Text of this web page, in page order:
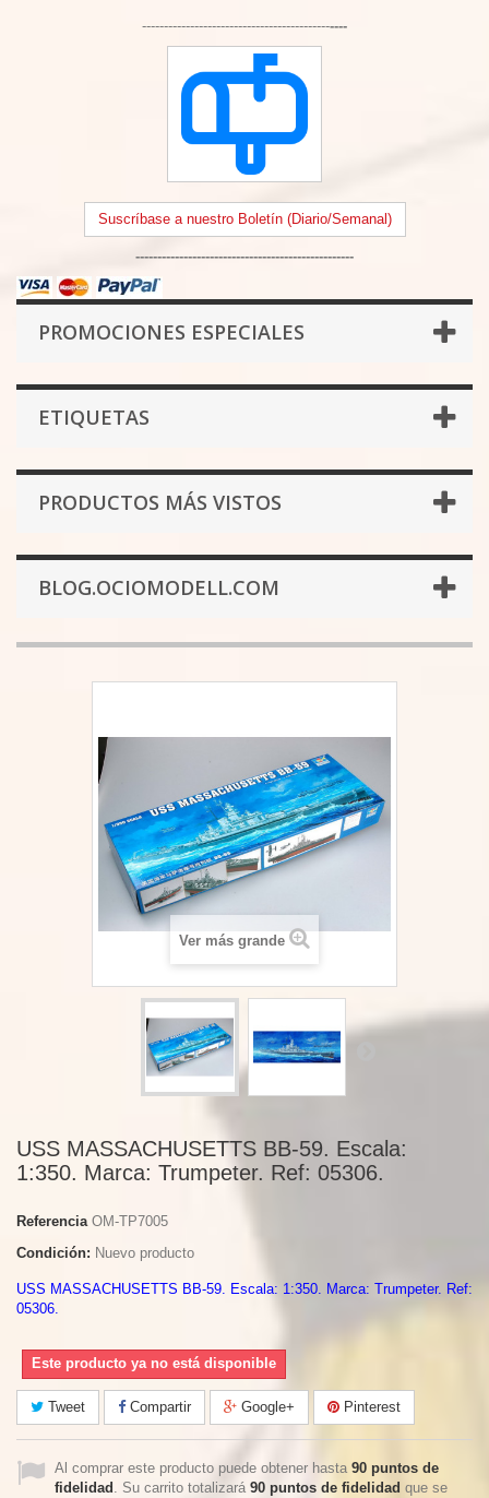
-----------------------------------------------
Suscríbase a nuestro Boletín (Diario/Semanal)
--------------------------------------------------
PROMOCIONES ESPECIALES
ETIQUETAS
PRODUCTOS MÁS VISTOS
BLOG.OCIOMODELL.COM
Ver más grande
USS MASSACHUSETTS BB-59. Escala:
1:350. Marca: Trumpeter. Ref: 05306.
Referencia OM-TP7005
Condición: Nuevo producto
USS MASSACHUSETTS BB-59. Escala: 1:350. Marca: Trumpeter. Ref:
05306.
Este producto ya no está disponible
Tweet Compartir Google+ Pinterest
Al comprar este producto puede obtener hasta 90 puntos de
fidelidad . Su carrito totalizará 90 puntos de fidelidad que se